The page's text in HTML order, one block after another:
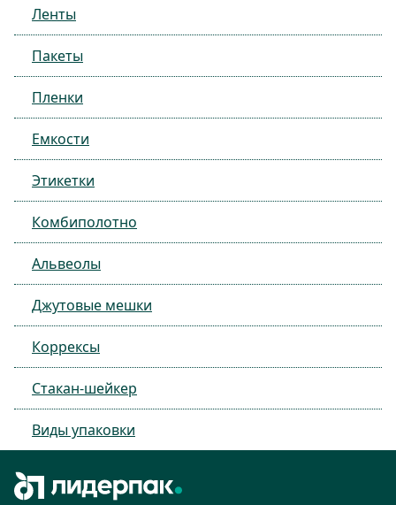
Ленты
Пакеты
Пленки
Емкости
Этикетки
Комбиполотно
Альвеолы
Джутовые мешки
Коррексы
Стакан-шейкер
Виды упаковки